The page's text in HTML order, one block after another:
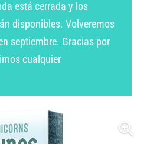
está cerrada y los
disponibles. Volveremos
septiembre. Gracias por
cualquier